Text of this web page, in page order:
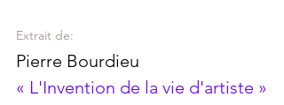
Extrait de:
Pierre Bourdieu
« L'Invention de la vie d'artiste »